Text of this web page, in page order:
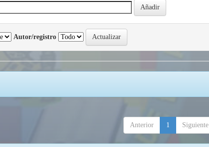
Autor/registro
Anterior 1 Siguiente